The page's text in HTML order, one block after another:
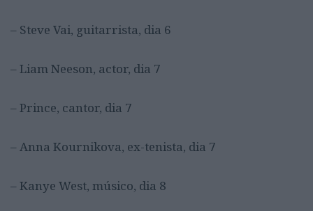
– Steve Vai, guitarrista, dia 6
– Liam Neeson, actor, dia 7
– Prince, cantor, dia 7
– Anna Kournikova, ex-tenista, dia 7
– Kanye West, músico, dia 8